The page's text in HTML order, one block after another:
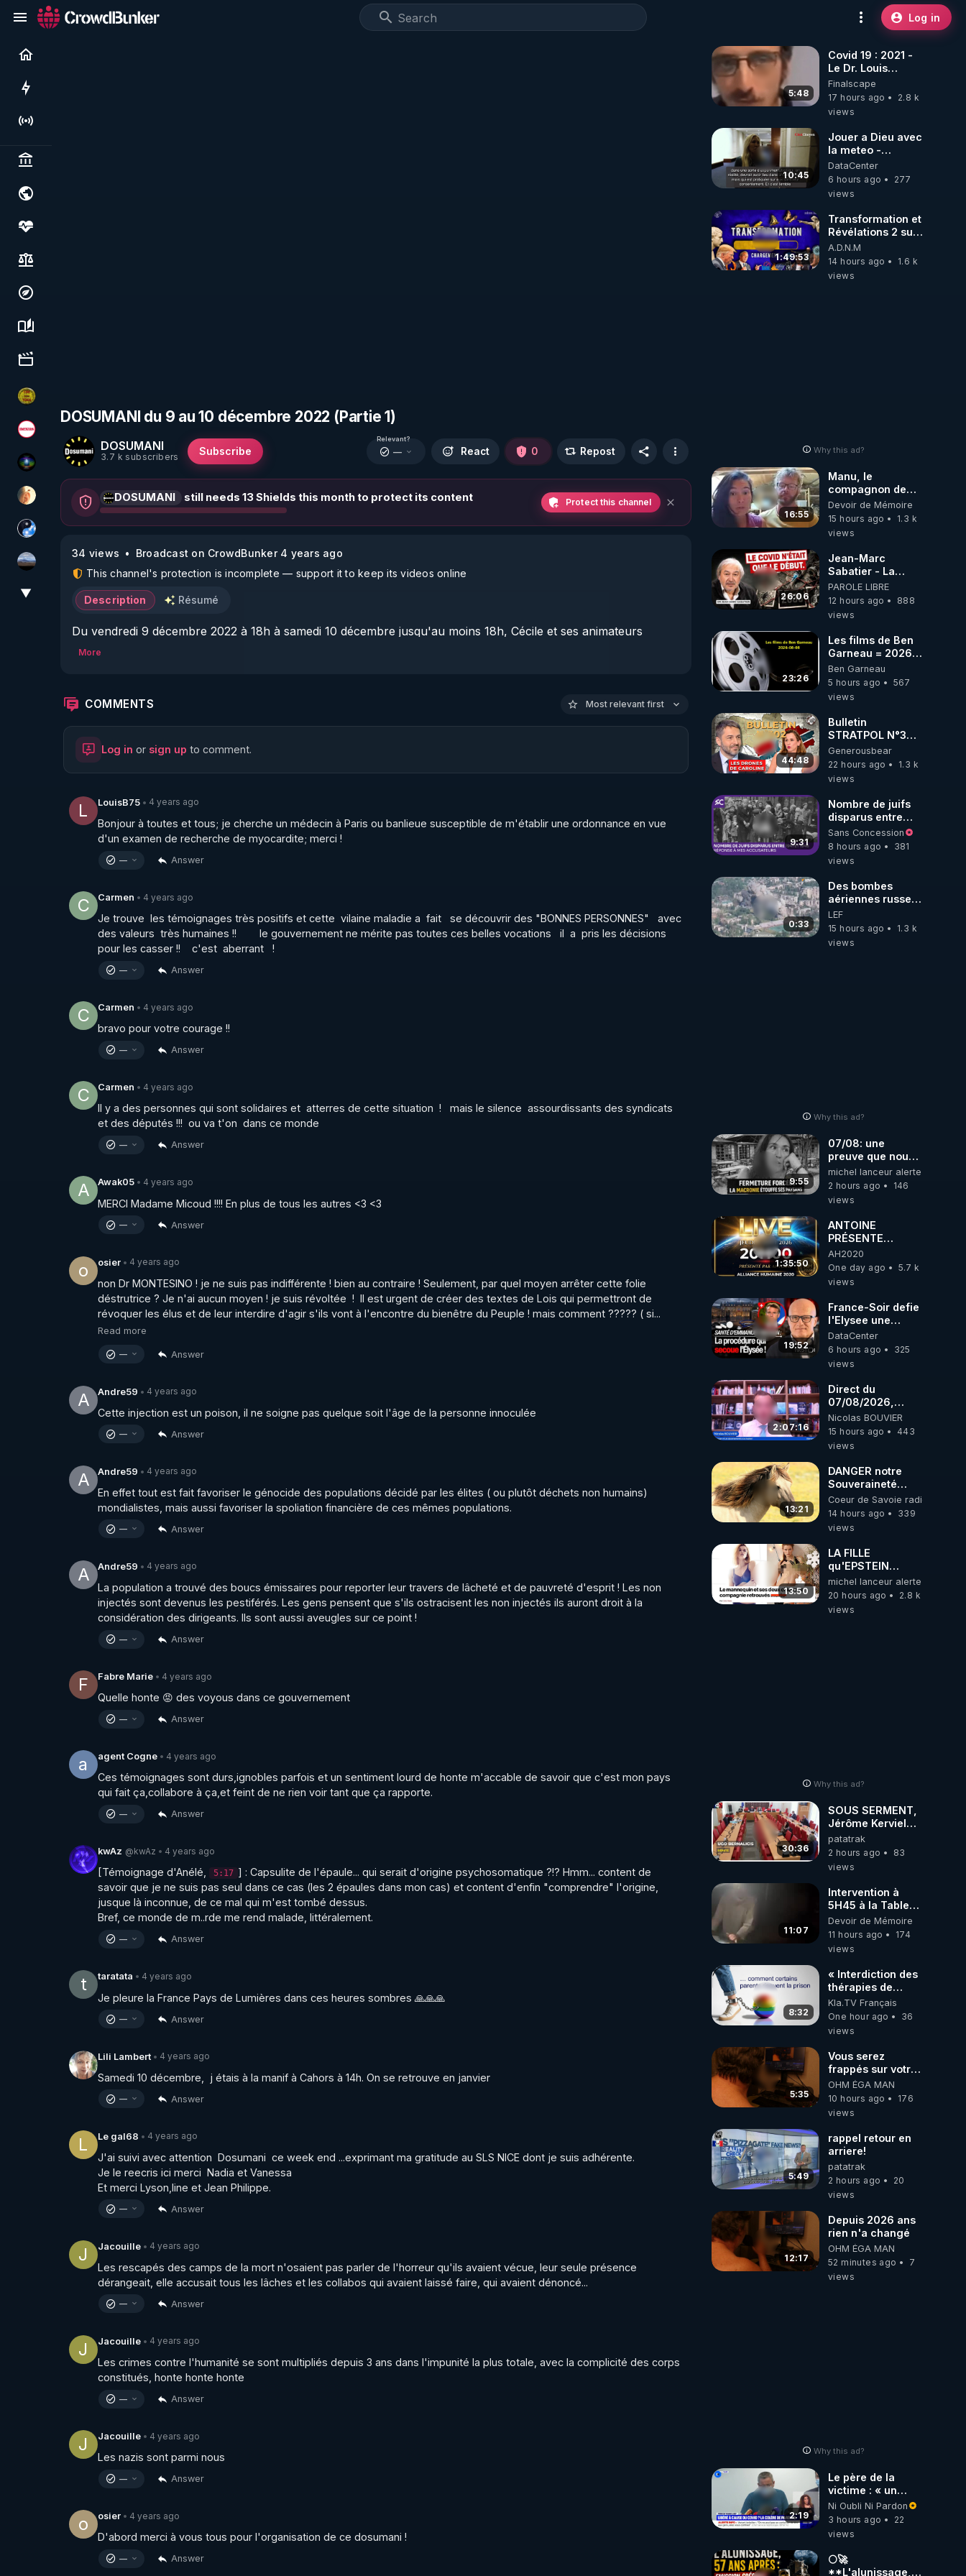
Log in
Live
Politics & institutions
Society, justice & freedoms
Economy, environment & technology
Science, history & spirituality
Culture, media & entertainment
CDS pour TOUS
Magazine Nexus
WakeUp
La Puce à l'oreille
Chercheur de vérité
michel lanceur alerte
▼
DOSUMANI du 9 au 10 décembre 2022 (Partie 1)
DOSUMANI
3.7 k subscribers Subscribe
Relevant?
— React 0 Repost
DOSUMANI still needs 13 Shields this month to protect its content Protect this channel
34 views
Broadcast on CrowdBunker 4 years ago
This channel's protection is incomplete — support it to keep its videos online
Description Résumé
Du vendredi 9 décembre 2022 à 18h à samedi 10 décembre jusqu'au moins 18h, Cécile et ses animateurs
reçoivent plus de 200 invités pour témoigner de leur expérience durant la crise sanitaire.
More
COMMENTS Most relevant first
Log in or sign up to comment.
L LouisB75 • 4 years ago
Bonjour à toutes et tous; je cherche un médecin à Paris ou banlieue susceptible de m'établir une ordonnance en vue
d'un examen de recherche de myocardite; merci !
— Answer
C Carmen • 4 years ago
Je trouve  les témoignages très positifs et cette  vilaine maladie a  fait   se découvrir des "BONNES PERSONNES"   avec
des valeurs  très humaines !!        le gouvernement ne mérite pas toutes ces belles vocations   il  a  pris les décisions
pour les casser !!    c'est  aberrant   !
— Answer
C Carmen • 4 years ago
bravo pour votre courage !!
— Answer
C Carmen • 4 years ago
Il y a des personnes qui sont solidaires et  atterres de cette situation  !   mais le silence  assourdissants des syndicats
et des députés !!!  ou va t'on  dans ce monde
— Answer
A Awak05 • 4 years ago
MERCI Madame Micoud !!!! En plus de tous les autres <3 <3
— Answer
o osier • 4 years ago
non Dr MONTESINO ! je ne suis pas indifférente ! bien au contraire ! Seulement, par quel moyen arrêter cette folie
déstrutrice ? Je n'ai aucun moyen ! je suis révoltée  !  Il est urgent de créer des textes de Lois qui permettront de
révoquer les élus et de leur interdire d'agir s'ils vont à l'encontre du bienêtre du Peuple ! mais comment ????? ( si...
Read more
— Answer
A Andre59 • 4 years ago
Cette injection est un poison, il ne soigne pas quelque soit l'âge de la personne innoculée
— Answer
A Andre59 • 4 years ago
En effet tout est fait favoriser le génocide des populations décidé par les élites ( ou plutôt déchets non humains)
mondialistes, mais aussi favoriser la spoliation financière de ces mêmes populations.
— Answer
A Andre59 • 4 years ago
La population a trouvé des boucs émissaires pour reporter leur travers de lâcheté et de pauvreté d'esprit ! Les non
injectés sont devenus les pestiférés. Les gens pensent que s'ils ostracisent les non injectés ils auront droit à la
considération des dirigeants. Ils sont aussi aveugles sur ce point !
— Answer
F Fabre Marie • 4 years ago
Quelle honte 😡 des voyous dans ce gouvernement
— Answer
a agent Cogne • 4 years ago
Ces témoignages sont durs,ignobles parfois et un sentiment lourd de honte m'accable de savoir que c'est mon pays
qui fait ça,collabore à ça,et feint de ne rien voir tant que ça rapporte.
— Answer
kwAz @kwAz • 4 years ago
[Témoignage d'Anélé, 5:17 ] : Capsulite de l'épaule... qui serait d'origine psychosomatique ?!? Hmm... content de
savoir que je ne suis pas seul dans ce cas (les 2 épaules dans mon cas) et content d'enfin "comprendre" l'origine,
jusque là inconnue, de ce mal qui m'est tombé dessus.
Bref, ce monde de m..rde me rend malade, littéralement.
— Answer
t taratata • 4 years ago
Je pleure la France Pays de Lumières dans ces heures sombres 🙏🙏🙏
— Answer
Lili Lambert • 4 years ago
Samedi 10 décembre,  j étais à la manif à Cahors à 14h. On se retrouve en janvier
— Answer
L Le gal68 • 4 years ago
J'ai suivi avec attention  Dosumani  ce week end ...exprimant ma gratitude au SLS NICE dont je suis adhérente.
Je le reecris ici merci  Nadia et Vanessa
Et merci Lyson,line et Jean Philippe.
— Answer
J Jacouille • 4 years ago
Les rescapés des camps de la mort n'osaient pas parler de l'horreur qu'ils avaient vécue, leur seule présence
dérangeait, elle accusait tous les lâches et les collabos qui avaient laissé faire, qui avaient dénoncé...
— Answer
J Jacouille • 4 years ago
Les crimes contre l'humanité se sont multipliés depuis 3 ans dans l'impunité la plus totale, avec la complicité des corps
constitués, honte honte honte
— Answer
J Jacouille • 4 years ago
Les nazis sont parmi nous
— Answer
o osier • 4 years ago
D'abord merci à vous tous pour l'organisation de ce dosumani !
— Answer
5:48
Covid 19 : 2021 -
Le Dr. Louis
Fouché renverse
le plateau de
CNews !
Finalscape
17 hours ago
2.8 k
views
10:45
Jouer a Dieu avec
la meteo -
Citoicitoyen
DataCenter
6 hours ago
277
views
1:49:53
Transformation et
Révélations 2 sur
2 - live du
07/08/26
A.D.N.M
14 hours ago
1.6 k
views
Why this ad?
16:55
Manu, le
compagnon de
Kyria, raconte sa
garde à vue
musclée.
Devoir de Mémoire
15 hours ago
1.3 k
views
26:06
Jean-Marc
Sabatier - La
Covid-19 n'a été
que le début -
L'ARNm &
où auront-t-il ?
PAROLE LIBRE
12 hours ago
888
views
23:26
Les films de Ben
Garneau = 2026-
08-08
Ben Garneau
5 hours ago
567
views
44:48
Bulletin
STRATPOL N°302.
Armée des
drones, MS-21 en
série, missiles
07.08.2026.
Generousbear
22 hours ago
1.3 k
views
9:31
Nombre de juifs
disparus entre
1941 et 1945
(Réponse à mes
accusateurs)
Sans Concession
8 hours ago
381
views
0:33
Des bombes
aériennes russes
anéantissent les
centres de
contrôle de
LEF
15 hours ago
1.3 k
views
Why this ad?
9:55
07/08: une
preuve que nous
somme passé en
absurdie une
dictature qui veut
opposant !
michel lanceur alerte
2 hours ago
146
views
1:35:50
ANTOINE
PRÉSENTE
AH2020 LE LIVE
20H ***DU
06/08/2026***
AH2020
One day ago
5.7 k
views
19:52
France-Soir defie
l'Elysee une
procedure inedite
sur la sante du
president - Nexus
DataCenter
6 hours ago
325
views
2:07:16
Direct du
07/08/2026,
présenté par
Nicolas BOUVIER
Nicolas BOUVIER
15 hours ago
443
views
13:21
DANGER notre
Souveraineté
Alimentaire est
attaqué...
Coeur de Savoie radioweb TV
14 hours ago
339
views
13:50
LA FILLE
qu'EPSTEIN
VOULAIT CACHER
michel lanceur alerte
20 hours ago
2.8 k
views
Why this ad?
30:36
SOUS SERMENT,
Jérôme Kerviel
balance tout à
l'Assemblée !
patatrak
2 hours ago
83
views
11:07
Intervention à
5H45 à la Table
de Gaya, chez
Kyria et Manu.
6/08/2026
Devoir de Mémoire
11 hours ago
174
views
8:32
« Interdiction des
thérapies de
conversion »
Kla.TV Français
One hour ago
36
views
5:35
Vous serez
frappés sur votre
sol européens par
la faute des
dirigeants qui
le nez
OHM ÉGA MAN
10 hours ago
176
views
5:49
rappel retour en
arriere!
patatrak
2 hours ago
20
views
12:17
Depuis 2026 ans
rien n'a changé
OHM ÉGA MAN
52 minutes ago
7
views
Why this ad?
2:19
Le père de la
victime : « un
gendarme nous a
dit que c'était une
libération
19 »
Ni Oubli Ni Pardon
3 hours ago
22
views
🌕🚀
**L'alunissage,